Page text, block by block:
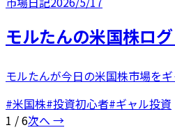
モルたんの米国株ロ
モルたんが今日の米国株市場を
#米国株#投資初心者#ギャル投資
1 /6次へ →